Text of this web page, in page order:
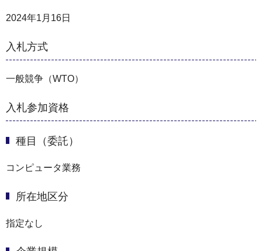
2024年1月16日
入札方式
一般競争（WTO）
入札参加資格
種目（委託）
コンピュータ業務
所在地区分
指定なし